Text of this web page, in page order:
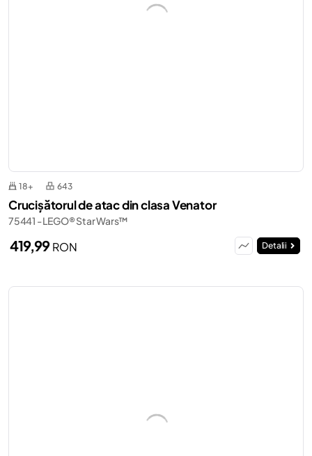
18+ 643
Crucișătorul de atac din clasa Venator
75441 - LEGO® Star Wars™
419,99RON Detalii